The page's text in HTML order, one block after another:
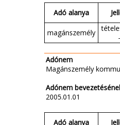
Adó alanya
magánszemély
-
Adónem
Magánszemély
Adónem
2005.01.01
Adó alanya